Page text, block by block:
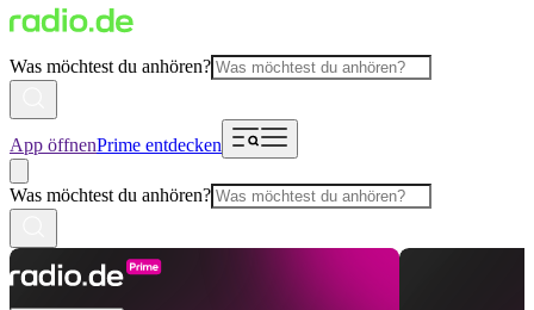
Was möchtest du anhören?
App öffnenPrime entdecken
Was möchtest du anhören?